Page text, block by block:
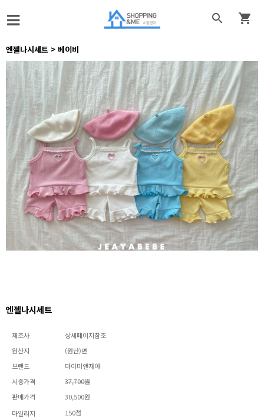
 
엔젤나시세트 > 베이비
엔젤나시세트
제조사
상세페이지참조
원산지
(원단)면
브랜드
마이미앤재야
시중가격
37,700원
판매가격
30,500원
마일리지
150점